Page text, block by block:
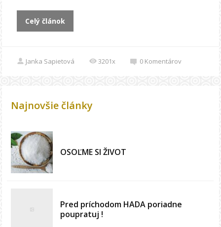
Celý článok
Janka Sapietová 3201x 0 Komentárov
Najnovšie články
OSOĽME SI ŽIVOT
Pred príchodom HADA poriadne
poupratuj !